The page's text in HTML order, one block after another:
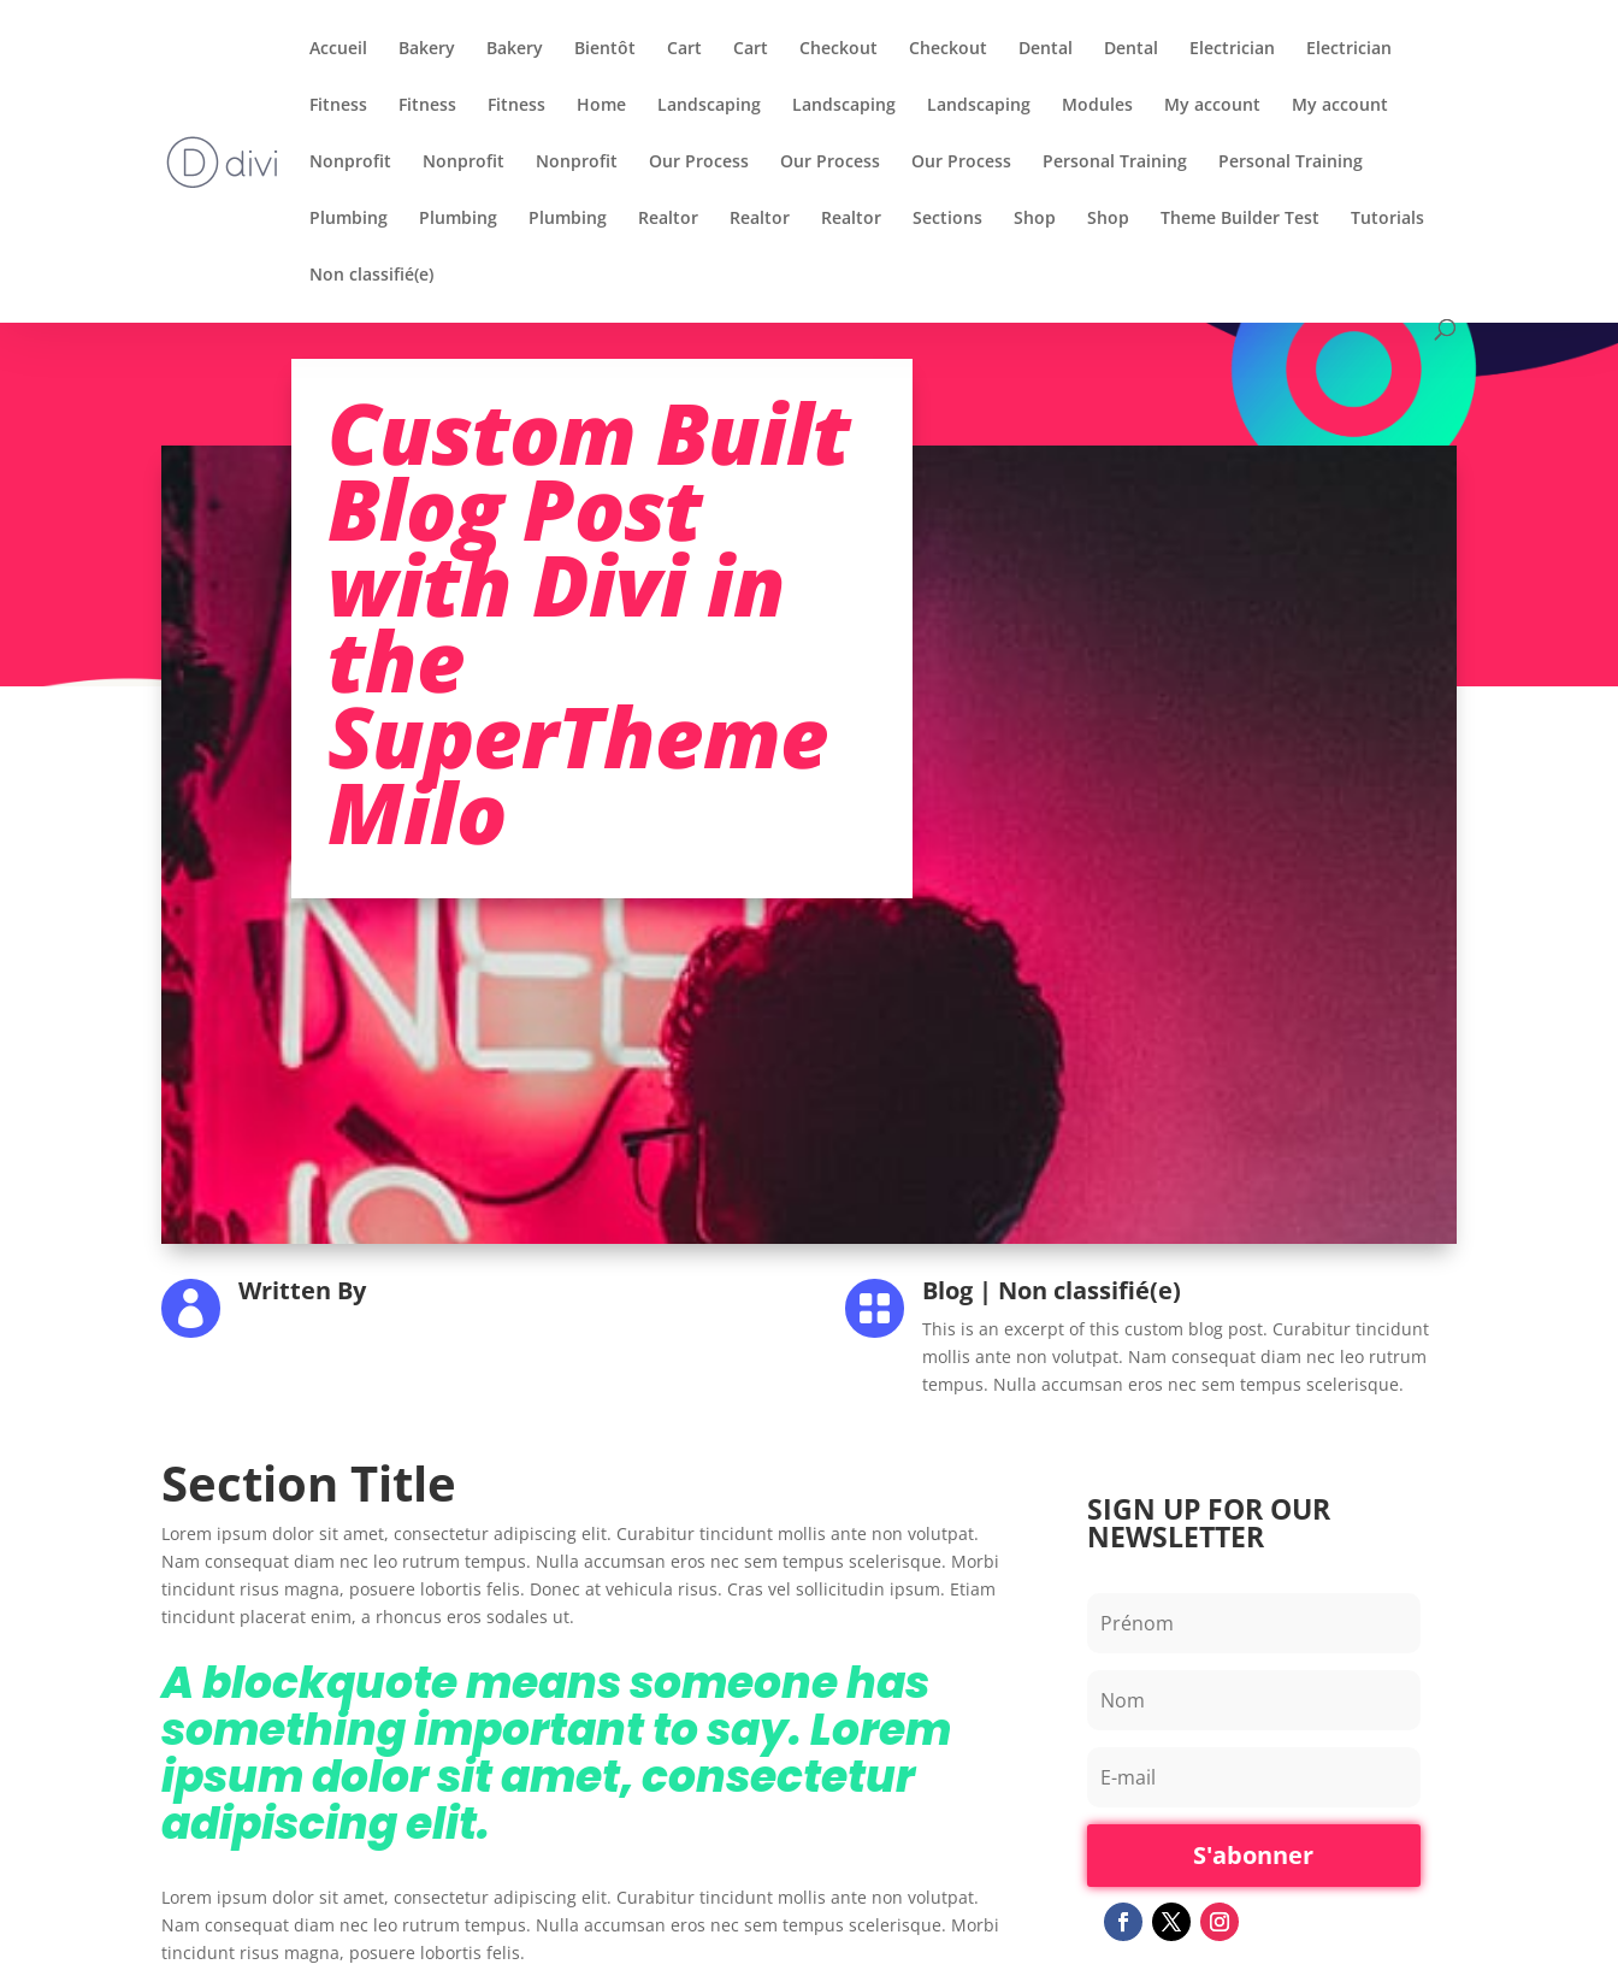
Accueil Bakery Bakery Bientôt Cart Cart Checkout Checkout Dental Dental Electrician Electrician
Fitness Fitness Fitness Home Landscaping Landscaping Landscaping Modules My account My account
Nonprofit Nonprofit Nonprofit Our Process Our Process Our Process Personal Training Personal Training
Plumbing Plumbing Plumbing Realtor Realtor Realtor Sections Shop Shop Theme Builder Test Tutorials
Non classifié(e)
Custom Built
Blog Post
with Divi in
the
SuperTheme
Milo
 Written By  Blog| Non classifié(e)
This is an excerpt of this custom blog post. Curabitur tincidunt
mollis ante non volutpat. Nam consequat diam nec leo rutrum
tempus. Nulla accumsan eros nec sem tempus scelerisque.
Section Title
Lorem ipsum dolor sit amet, consectetur adipiscing elit. Curabitur tincidunt mollis ante non volutpat.
Nam consequat diam nec leo rutrum tempus. Nulla accumsan eros nec sem tempus scelerisque. Morbi
tincidunt risus magna, posuere lobortis felis. Donec at vehicula risus. Cras vel sollicitudin ipsum. Etiam
tincidunt placerat enim, a rhoncus eros sodales ut.
A blockquote means someone has
something important to say. Lorem
ipsum dolor sit amet, consectetur
adipiscing elit.
Lorem ipsum dolor sit amet, consectetur adipiscing elit. Curabitur tincidunt mollis ante non volutpat.
Nam consequat diam nec leo rutrum tempus. Nulla accumsan eros nec sem tempus scelerisque. Morbi
tincidunt risus magna, posuere lobortis felis.
SIGN UP FOR OUR
NEWSLETTER
S'abonner